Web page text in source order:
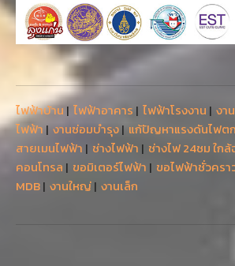
ไฟฟ้าบ้าน | ไฟฟ้าอาคาร | ไฟฟ้าโรงงาน | งา
ไฟฟ้า | งานซ่อมบำรุง| แก้ปัญหาแรงดันไฟตก
สายเมนไฟฟ้า | ช่างไฟฟ้า | ช่างไฟ 24ชม ใกล้
คอนโทรล | ขอมิเตอร์ไฟฟ้า | ขอไฟฟ้าชั่วครา
MDB| งานใหญ่| งานเล็ก